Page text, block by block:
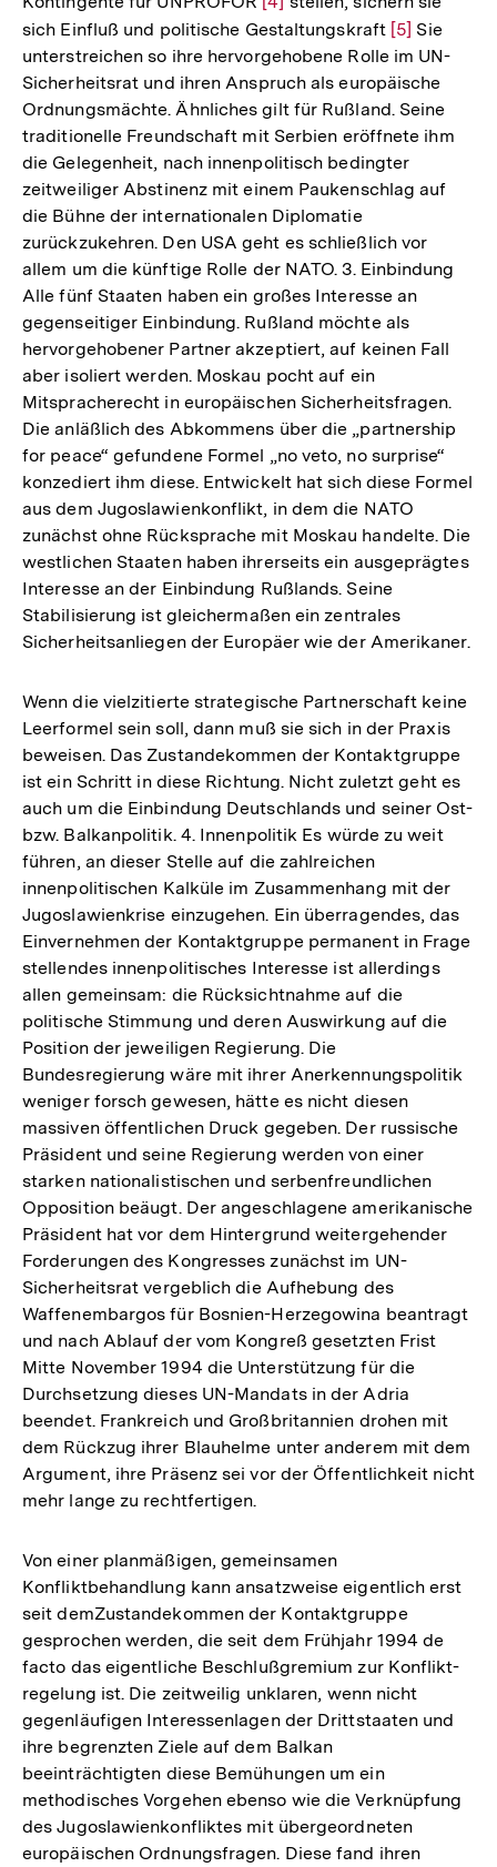
Auflösung
der
Fußnote
sich Einfluß und politische Gestaltungskraft Zur
Auflösung
der
Fußnote
[5] Sie
unterstreichen so ihre hervorgehobene Rolle im UN-
Sicherheitsrat und ihren Anspruch als europäische
Ordnungsmächte. Ähnliches gilt für Rußland. Seine
traditionelle Freundschaft mit Serbien eröffnete ihm
die Gelegenheit, nach innenpolitisch bedingter
zeitweiliger Abstinenz mit einem Paukenschlag auf
die Bühne der internationalen Diplomatie
zurückzukehren. Den USA geht es schließlich vor
allem um die künftige Rolle der NATO. 3. Einbindung
Alle fünf Staaten haben ein großes Interesse an
gegenseitiger Einbindung. Rußland möchte als
hervorgehobener Partner akzeptiert, auf keinen Fall
aber isoliert werden. Moskau pocht auf ein
Mitspracherecht in europäischen Sicherheitsfragen.
Die anläßlich des Abkommens über die „partnership
for peace“ gefundene Formel „no veto, no surprise“
konzediert ihm diese. Entwickelt hat sich diese Formel
aus dem Jugoslawienkonflikt, in dem die NATO
zunächst ohne Rücksprache mit Moskau handelte. Die
westlichen Staaten haben ihrerseits ein ausgeprägtes
Interesse an der Einbindung Rußlands. Seine
Stabilisierung ist gleichermaßen ein zentrales
Sicherheitsanliegen der Europäer wie der Amerikaner.
Wenn die vielzitierte strategische Partnerschaft keine
Leerformel sein soll, dann muß sie sich in der Praxis
beweisen. Das Zustandekommen der Kontaktgruppe
ist ein Schritt in diese Richtung. Nicht zuletzt geht es
auch um die Einbindung Deutschlands und seiner Ost-
bzw. Balkanpolitik. 4. Innenpolitik Es würde zu weit
führen, an dieser Stelle auf die zahlreichen
innenpolitischen Kalküle im Zusammenhang mit der
Jugoslawienkrise einzugehen. Ein überragendes, das
Einvernehmen der Kontaktgruppe permanent in Frage
stellendes innenpolitisches Interesse ist allerdings
allen gemeinsam: die Rücksichtnahme auf die
politische Stimmung und deren Auswirkung auf die
Position der jeweiligen Regierung. Die
Bundesregierung wäre mit ihrer Anerkennungspolitik
weniger forsch gewesen, hätte es nicht diesen
massiven öffentlichen Druck gegeben. Der russische
Präsident und seine Regierung werden von einer
starken nationalistischen und serbenfreundlichen
Opposition beäugt. Der angeschlagene amerikanische
Präsident hat vor dem Hintergrund weitergehender
Forderungen des Kongresses zunächst im UN-
Sicherheitsrat vergeblich die Aufhebung des
Waffenembargos für Bosnien-Herzegowina beantragt
und nach Ablauf der vom Kongreß gesetzten Frist
Mitte November 1994 die Unterstützung für die
Durchsetzung dieses UN-Mandats in der Adria
beendet. Frankreich und Großbritannien drohen mit
dem Rückzug ihrer Blauhelme unter anderem mit dem
Argument, ihre Präsenz sei vor der Öffentlichkeit nicht
mehr lange zu rechtfertigen.
Von einer planmäßigen, gemeinsamen
Konfliktbehandlung kann ansatzweise eigentlich erst
seit demZustandekommen der Kontaktgruppe
gesprochen werden, die seit dem Frühjahr 1994 de
facto das eigentliche Beschlußgremium zur Konflikt-
regelung ist. Die zeitweilig unklaren, wenn nicht
gegenläufigen Interessenlagen der Drittstaaten und
ihre begrenzten Ziele auf dem Balkan
beeinträchtigten diese Bemühungen um ein
methodisches Vorgehen ebenso wie die Verknüpfung
des Jugoslawienkonfliktes mit übergeordneten
europäischen Ordnungsfragen. Diese fand ihren